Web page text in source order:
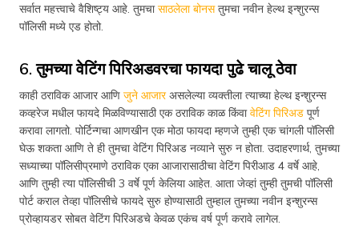
सर्वात महत्त्वाचे वैशिष्ट्य आहे. तुमचासाठलेला बोनसतुमचा नवीन हेल्थ इन्शुरन्स
पॉलिसी मध्ये एड होतो.
6. तुमच्या वेटिंग पिरिअडवरचा फायदा पुढे चालू ठेवा
काही ठराविक आजार आणि जुने आजारअसलेल्या व्यक्तीला त्याच्या हेल्थ इन्शुरन्स
कव्हरेज मधील फायदे मिळविण्यासाठी एक ठराविक काळ किंवावेटिंग पिरिअड पूर्ण
करावा लागतो. पोर्टिन्गचा आणखीन एक मोठा फायदा म्हणजे तुम्ही एक चांगली पॉलिसी
घेऊ शकता आणि ते ही तुमचा वेटिंग पिरिअड नव्याने सुरु न होता. उदाहरणार्थ, तुमच्या
सध्याच्या पॉलिसीप्रमाणे ठराविक एका आजारासाठीचा वेटिंग पिरीआड 4 वर्षे आहे,
आणि तुम्ही त्या पॉलिसीची 3 वर्षे पूर्ण केलिया आहेत. आता जेव्हां तुम्ही तुमची पॉलिसी
पोर्ट कराल तेव्हा पॉलिसीचे फायदे सुरु होण्यासाठी तुम्हाल तुमच्या नवीन इन्शुरन्स
प्रोव्हायडर सोबत वेटिंग पिरिअडचे केवळ एकंच वर्ष पूर्ण करावे लागेल.